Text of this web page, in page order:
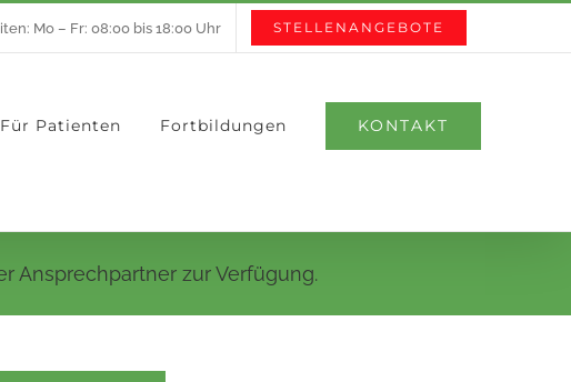
Mo – Fr: 08:00 bis 18:00 Uhr STELLENANGEBOTE
Für Patienten Fortbildungen KONTAKT
Ansprechpartner zur Verfügung.